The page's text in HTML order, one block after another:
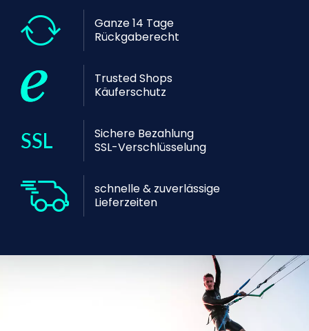
Ganze 14 Tage
Rückgaberecht
Trusted Shops
Käuferschutz
Sichere Bezahlung
SSL-Verschlüsselung
schnelle & zuverlässige
Lieferzeiten